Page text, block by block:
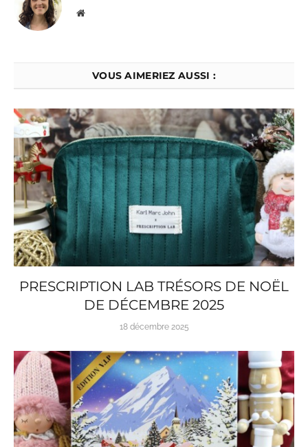
Website
VOUS AIMERIEZ AUSSI :
PRESCRIPTION LAB TRÉSORS DE NOËL
DE DÉCEMBRE 2025
18 décembre 2025